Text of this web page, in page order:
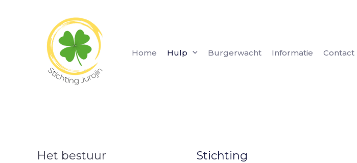
Home Hulp Burgerwacht Informatie Contact
Het bestuur Stichting